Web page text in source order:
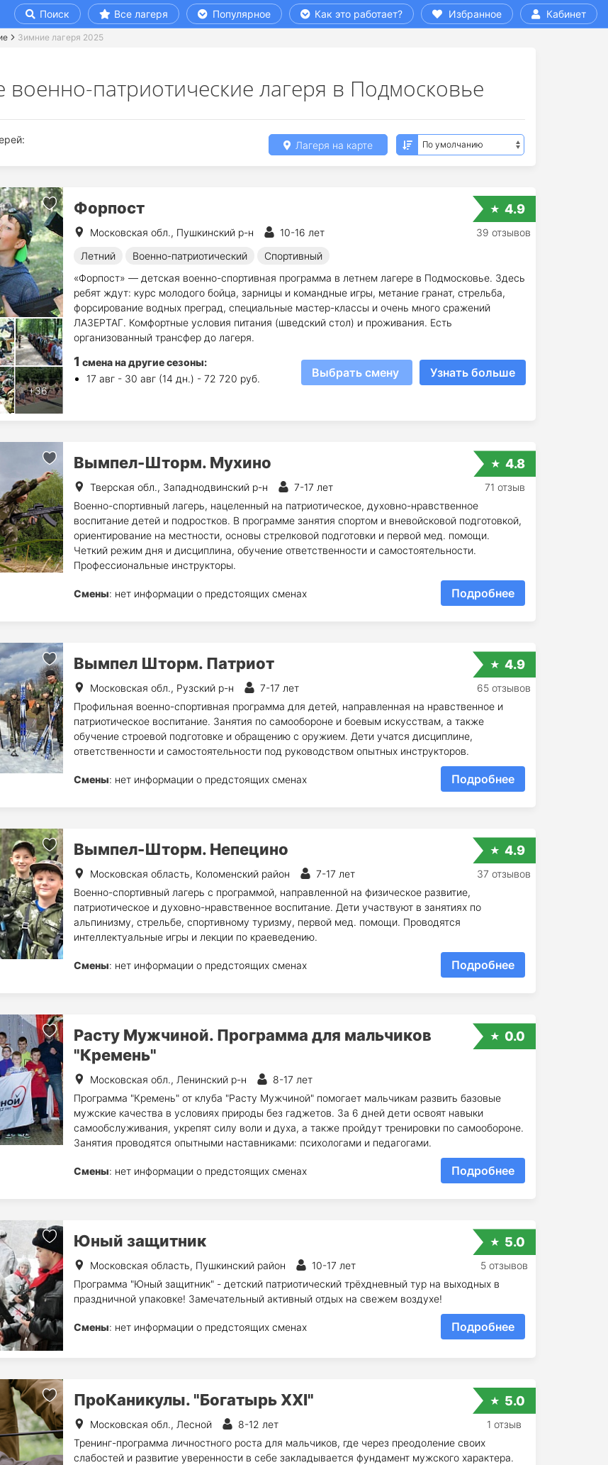
Поиск Все лагеря Популярное Как это работает? Избранное Кабинет
Зимние лагеря 2025
военно-патриотические лагеря в Подмосковье
Лагеря на карте
Форпост
Московская обл., Пушкинский р-н
10-16 лет
Летний
Военно-патриотический
Спортивный
«Форпост» — детская военно-спортивная программа в летнем лагере в Подмосковье. Здесь
ребят ждут: курс молодого бойца, зарницы и командные игры, метание гранат, стрельба,
форсирование водных преград, специальные мастер-классы и очень много сражений
ЛАЗЕРТАГ. Комфортные условия питания (шведский стол) и проживания. Есть
организованный трансфер до лагеря.
1 смена на другие сезоны:
17 авг - 30 авг (14 дн.) - 72 720 руб.
Выбрать смену Узнать больше
4.9
39 отзывов
Вымпел-Шторм. Мухино
Тверская обл., Западнодвинский р-н
7-17 лет
Военно-спортивный лагерь, нацеленный на патриотическое, духовно-нравственное
воспитание детей и подростков. В программе занятия спортом и вневойсковой подготовкой,
ориентирование на местности, основы стрелковой подготовки и первой мед. помощи.
Четкий режим дня и дисциплина, обучение ответственности и самостоятельности.
Профессиональные инструкторы.
Смены: нет информации о предстоящих сменах Подробнее
4.8
71 отзыв
Вымпел Шторм. Патриот
Московская обл., Рузский р-н
7-17 лет
Профильная военно-спортивная программа для детей, направленная на нравственное и
патриотическое воспитание. Занятия по самообороне и боевым искусствам, а также
обучение строевой подготовке и обращению с оружием. Дети учатся дисциплине,
ответственности и самостоятельности под руководством опытных инструкторов.
Смены: нет информации о предстоящих сменах Подробнее
4.9
65 отзывов
Вымпел-Шторм. Непецино
Московская область, Коломенский район
7-17 лет
Военно-спортивный лагерь с программой, направленной на физическое развитие,
патриотическое и духовно-нравственное воспитание. Дети участвуют в занятиях по
альпинизму, стрельбе, спортивному туризму, первой мед. помощи. Проводятся
интеллектуальные игры и лекции по краеведению.
Смены: нет информации о предстоящих сменах Подробнее
4.9
37 отзывов
Расту Мужчиной. Программа для мальчиков
"Кремень"
Московская обл., Ленинский р-н
8-17 лет
Программа "Кремень" от клуба "Расту Мужчиной" помогает мальчикам развить базовые
мужские качества в условиях природы без гаджетов. За 6 дней дети освоят навыки
самообслуживания, укрепят силу воли и духа, а также пройдут тренировки по самообороне.
Занятия проводятся опытными наставниками: психологами и педагогами.
Смены: нет информации о предстоящих сменах Подробнее
0.0
Юный защитник
Московская область, Пушкинский район
10-17 лет
Программа "Юный защитник" - детский патриотический трёхдневный тур на выходных в
праздничной упаковке! Замечательный активный отдых на свежем воздухе!
Смены: нет информации о предстоящих сменах Подробнее
5.0
5 отзывов
ПроКаникулы. "Богатырь XXI"
Московская обл., Лесной
8-12 лет
Тренинг-программа личностного роста для мальчиков, где через преодоление своих
слабостей и развитие уверенности в себе закладывается фундамент мужского характера.
5.0
1 отзыв